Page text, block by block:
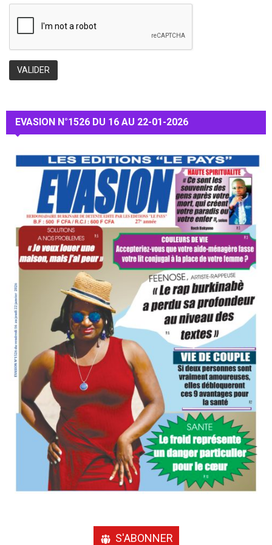
EVASION N°1526 DU 16 AU 22-01-2026
S'ABONNER